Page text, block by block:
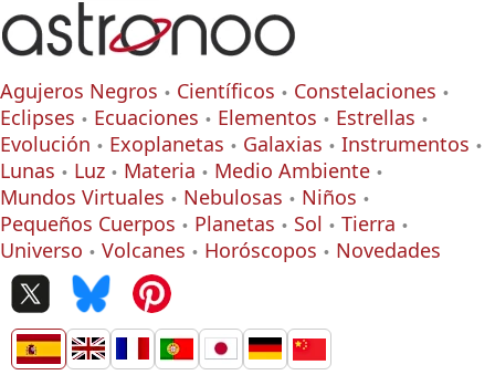
Agujeros Negros Científicos
Constelaciones
Eclipses
Ecuaciones Elementos
Estrellas
Evolución
Exoplanetas Galaxias
Instrumentos
Lunas
Luz Materia
Medio Ambiente
Mundos Virtuales
Nebulosas
Niños
Pequeños Cuerpos
Planetas Sol
Tierra
Universo
Volcanes Horóscopos Novedades